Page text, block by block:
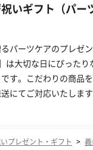
いギフト（パー
パーツケアのプレゼ
は大切な日にぴった
す。こだわりの商品
にてご対応いたします
プレゼント・ギフト >